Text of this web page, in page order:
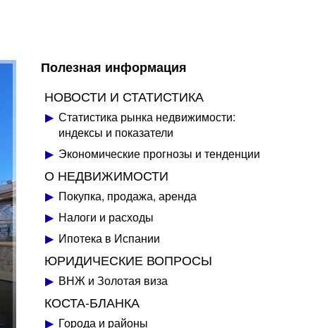
Полезная информация
НОВОСТИ И СТАТИСТИКА
Статистика рынка недвижимости:
индексы и показатели
Экономические прогнозы и тенденции
О НЕДВИЖИМОСТИ
Покупка, продажа, аренда
Налоги и расходы
Ипотека в Испании
ЮРИДИЧЕСКИЕ ВОПРОСЫ
ВНЖ и Золотая виза
КОСТА-БЛАНКА
Города и районы